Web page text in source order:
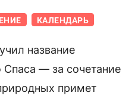
КАЛЕНДАРЬ
название
— за сочетание
примет